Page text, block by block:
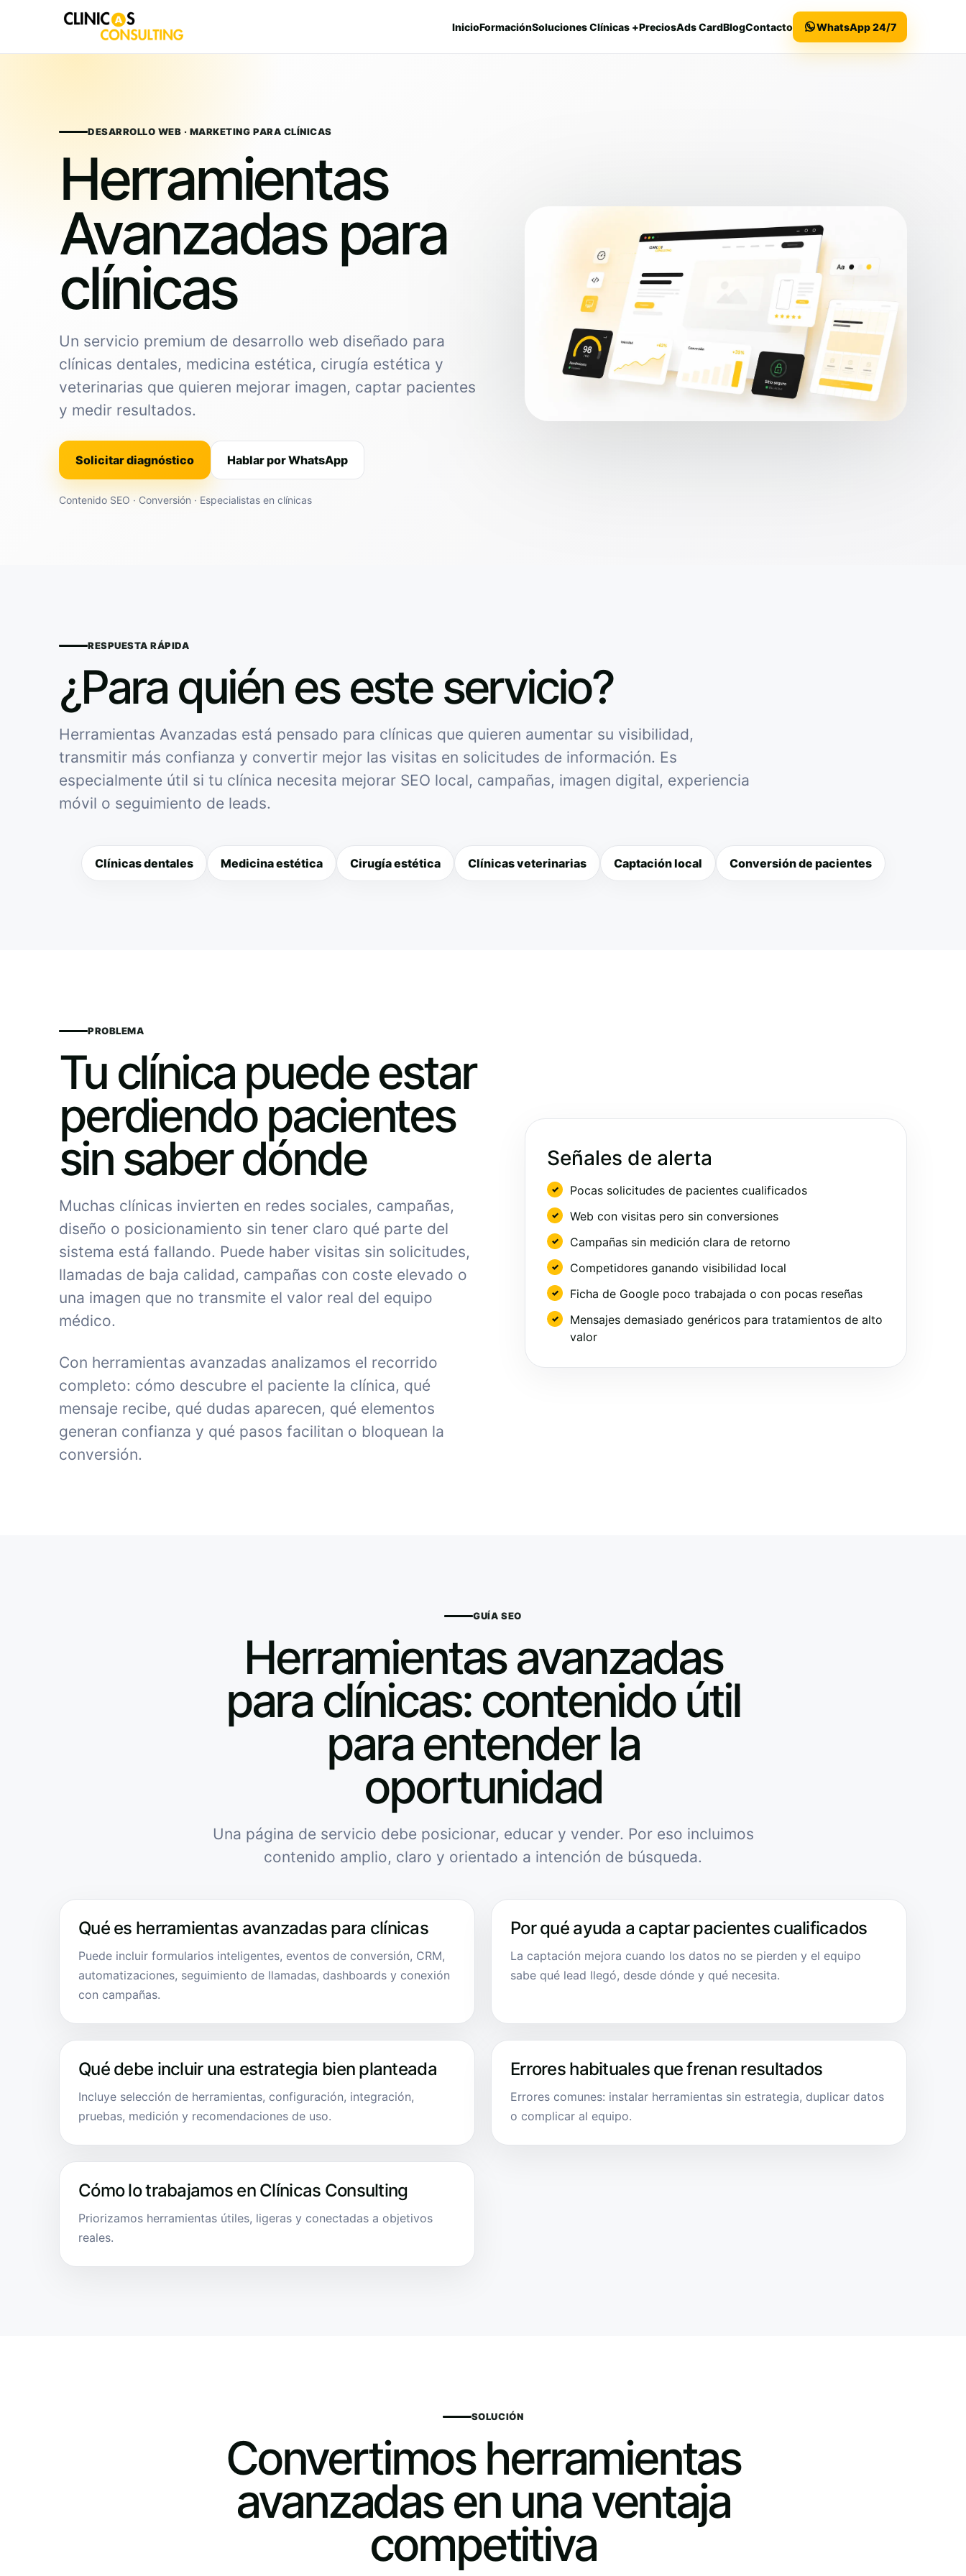
InicioFormaciónSoluciones Clínicas +PreciosAds CardBlogContacto WhatsApp 24/7
DESARROLLO WEB · MARKETING PARA CLÍNICAS
Herramientas
Avanzadas para
clínicas
Un servicio premium de desarrollo web diseñado para
clínicas dentales, medicina estética, cirugía estética y
veterinarias que quieren mejorar imagen, captar pacientes
y medir resultados.
Solicitar diagnóstico Hablar por WhatsApp
Contenido SEO · Conversión · Especialistas en clínicas
RESPUESTA RÁPIDA
¿Para quién es este servicio?
Herramientas Avanzadas está pensado para clínicas que quieren aumentar su visibilidad,
transmitir más confianza y convertir mejor las visitas en solicitudes de información. Es
especialmente útil si tu clínica necesita mejorar SEO local, campañas, imagen digital, experiencia
móvil o seguimiento de leads.
Clínicas dentales Medicina estética Cirugía estética Clínicas veterinarias Captación local Conversión de pacientes
PROBLEMA
Tu clínica puede estar
perdiendo pacientes
sin saber dónde
Muchas clínicas invierten en redes sociales, campañas,
diseño o posicionamiento sin tener claro qué parte del
sistema está fallando. Puede haber visitas sin solicitudes,
llamadas de baja calidad, campañas con coste elevado o
una imagen que no transmite el valor real del equipo
médico.
Con herramientas avanzadas analizamos el recorrido
completo: cómo descubre el paciente la clínica, qué
mensaje recibe, qué dudas aparecen, qué elementos
generan confianza y qué pasos facilitan o bloquean la
conversión.
Señales de alerta
Pocas solicitudes de pacientes cualificados
Web con visitas pero sin conversiones
Campañas sin medición clara de retorno
Competidores ganando visibilidad local
Ficha de Google poco trabajada o con pocas reseñas
Mensajes demasiado genéricos para tratamientos de alto
valor
GUÍA SEO
Herramientas avanzadas
para clínicas: contenido útil
para entender la
oportunidad
Una página de servicio debe posicionar, educar y vender. Por eso incluimos
contenido amplio, claro y orientado a intención de búsqueda.
Qué es herramientas avanzadas para clínicas
Puede incluir formularios inteligentes, eventos de conversión, CRM,
automatizaciones, seguimiento de llamadas, dashboards y conexión
con campañas.
Por qué ayuda a captar pacientes cualificados
La captación mejora cuando los datos no se pierden y el equipo
sabe qué lead llegó, desde dónde y qué necesita.
Qué debe incluir una estrategia bien planteada
Incluye selección de herramientas, configuración, integración,
pruebas, medición y recomendaciones de uso.
Errores habituales que frenan resultados
Errores comunes: instalar herramientas sin estrategia, duplicar datos
o complicar al equipo.
Cómo lo trabajamos en Clínicas Consulting
Priorizamos herramientas útiles, ligeras y conectadas a objetivos
reales.
SOLUCIÓN
Convertimos herramientas
avanzadas en una ventaja
competitiva